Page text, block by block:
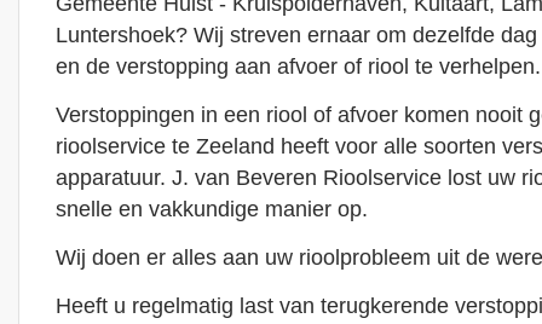
Luntershoek? Wij streven ernaar om dezelfde
en de verstopping aan afvoer of riool te verhelpen.
Verstoppingen in een riool of afvoer komen nooit
rioolservice te Zeeland heeft voor alle soorten
apparatuur. J. van Beveren Rioolservice lost uw
snelle en vakkundige manier op.
Wij doen er alles aan uw rioolprobleem uit de
Heeft u regelmatig last van terugkerende